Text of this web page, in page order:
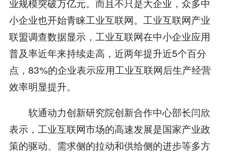
业规模突破万亿元。而且不只是大企业，众多中
小企业也开始青睐工业互联网。工业互联网产业
联盟调查数据显示，工业互联网在中小企业应用
普及率近年来持续走高，近两年提升近5个百分
点，83%的企业表示应用工业互联网后生产经营
效率明显提升。
软通动力创新研究院创新合作中心部长闫欣
表示，工业互联网市场的高速发展是国家产业政
策的驱动、需求侧的拉动和供给侧的进步等多方